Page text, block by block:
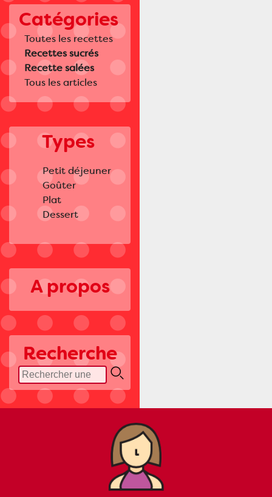
Catégories
Toutes les recettes
Recettes sucrés
Recette salées
Tous les articles
Types
Petit déjeuner
Goûter
Plat
Dessert
A propos
Recherche